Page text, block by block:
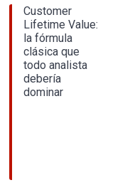
Customer
Lifetime Value:
la fórmula
clásica que
todo analista
debería
dominar